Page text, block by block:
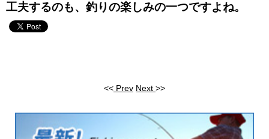
工夫するのも、釣りの楽しみの一つですよね。
<< Prev Next >>